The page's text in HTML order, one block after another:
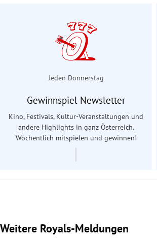
Jeden Donnerstag
Gewinnspiel Newsletter
Kino, Festivals, Kultur-Veranstaltungen und
andere Highlights in ganz Österreich.
Wöchentlich mitspielen und gewinnen!
Weitere Royals-Meldungen